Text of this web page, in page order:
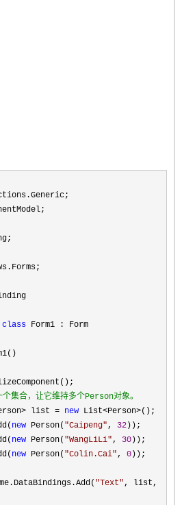
class Form1 : Form
个集合，让它维持多个Person对象。
> list = new List<Person>();
new Person( "Caipeng" , 32));
new Person( "WangLiLi" , 30));
new Person( "Colin.Cai" , 0));
"Text" , list,